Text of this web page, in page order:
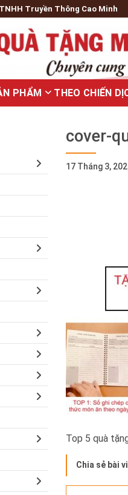
Truyền Thông Cao Minh
PHẨM THEO CHIẾN
cover-
17 Tháng 3,
Top 5 quà
Chia sẻ bài